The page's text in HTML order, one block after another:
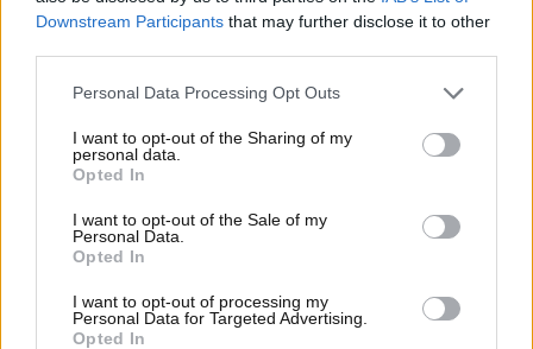
Downstream Participants that may further disclose it to other
Personal Data Processing Opt Outs
I want to opt-out of the Sharing of my
personal data.
Opted In
I want to opt-out of the Sale of my
Personal Data.
Opted In
I want to opt-out of processing my
Personal Data for Targeted Advertising.
Opted In
hanno ottenuto i risultati sperati in pista. A tenere
banco, poi, è stato anche ilbrutto episodio
capitato a Sir Lewis Hamilton durante la gara
Nel corso del giro numero 13, infatti, Hamilton
scontrato in pieno rettilineo contro una
marmotta. L’episodio, oltre ad aver danneggiato il
gara, ha anche causato la morte del malcapitato
animale.